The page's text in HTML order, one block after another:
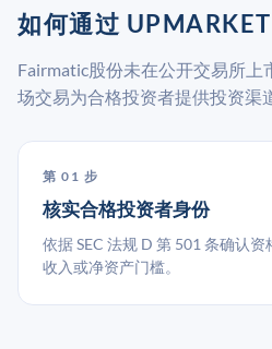
如何通过
Fairmatic股份未在公开交易所
场交易为合格投资者提供投资渠
第 01 步
核实合格投资者身份
依据 SEC 法规 D 第 501 条确认资
收入或净资产门槛。